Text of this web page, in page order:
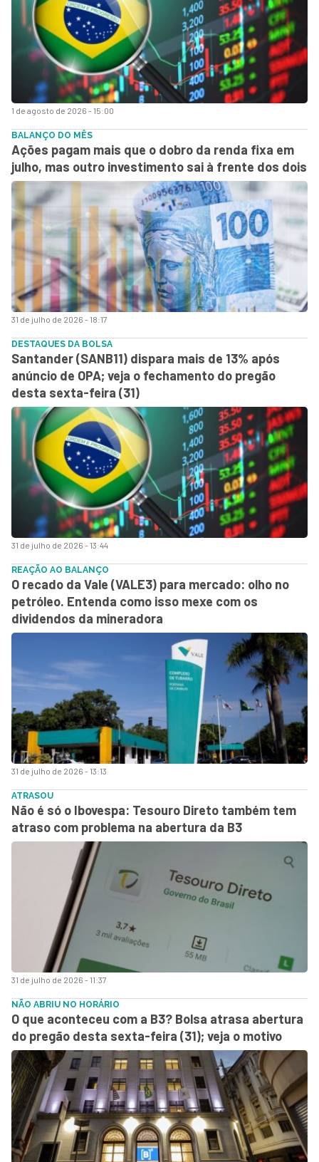
1 de agosto de 2026 - 15:00
31 de julho de 2026 - 18:17
BALANÇO DO MÊS
Ações pagam mais que o dobro da renda fixa em
julho, mas outro investimento sai à frente dos dois
31 de julho de 2026 - 13:44
DESTAQUES DA BOLSA
Santander (SANB11) dispara mais de 13% após
anúncio de OPA; veja o fechamento do pregão
desta sexta-feira (31)
31 de julho de 2026 - 13:13
REAÇÃO AO BALANÇO
O recado da Vale (VALE3) para mercado: olho no
petróleo. Entenda como isso mexe com os
dividendos da mineradora
31 de julho de 2026 - 11:37
ATRASOU
Não é só o Ibovespa: Tesouro Direto também tem
atraso com problema na abertura da B3
NÃO ABRIU NO HORÁRIO
O que aconteceu com a B3? Bolsa atrasa abertura
do pregão desta sexta-feira (31); veja o motivo